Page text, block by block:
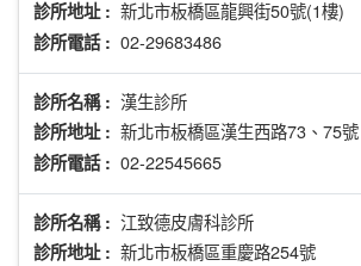
診所地址 : 新北市板橋區龍興街50號(1樓)
診所電話 : 02-29683486
診所名稱 : 漢生診所
診所地址 : 新北市板橋區漢生西路73、75號
診所電話 : 02-22545665
診所名稱 : 江致德皮膚科診所
診所地址 : 新北市板橋區重慶路254號